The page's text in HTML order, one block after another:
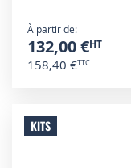
À partir de
132,00 €
158,40 €
KITS